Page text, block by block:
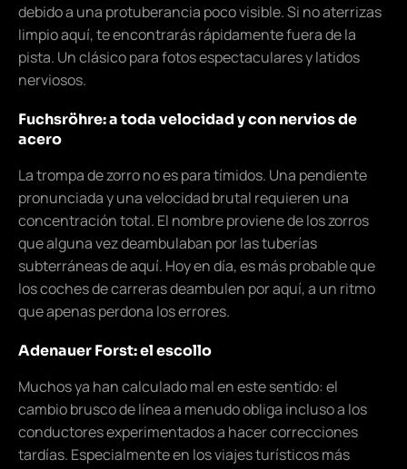
debido a una protuberancia poco visible. Si no aterrizas
limpio aquí, te encontrarás rápidamente fuera de la
pista. Un clásico para fotos espectaculares y latidos
nerviosos.
Fuchsröhre: a toda velocidad y con nervios de
acero
La trompa de zorro no es para tímidos. Una pendiente
pronunciada y una velocidad brutal requieren una
concentración total. El nombre proviene de los zorros
que alguna vez deambulaban por las tuberías
subterráneas de aquí. Hoy en día, es más probable que
los coches de carreras deambulen por aquí, a un ritmo
que apenas perdona los errores.
Adenauer Forst: el escollo
Muchos ya han calculado mal en este sentido: el
cambio brusco de línea a menudo obliga incluso a los
conductores experimentados a hacer correcciones
tardías. Especialmente en los viajes turísticos más